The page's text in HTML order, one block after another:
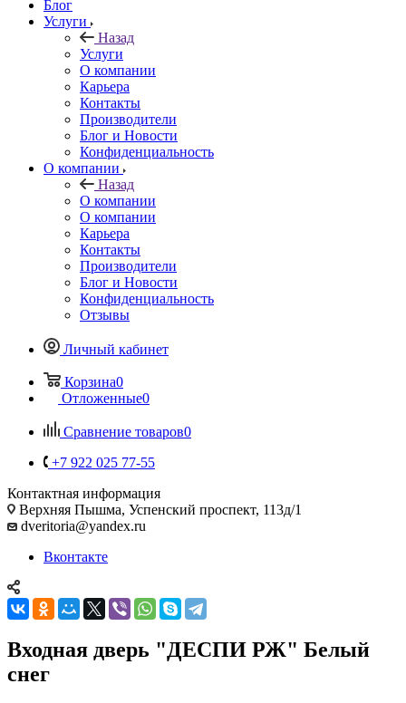
Блог
Услуги
Назад
Услуги
О компании
Карьера
Контакты
Производители
Блог и Новости
Конфиденциальность
О компании
Назад
О компании
О компании
Карьера
Контакты
Производители
Блог и Новости
Конфиденциальность
Отзывы
Личный кабинет
Корзина0
Отложенные0
Сравнение товаров0
+7 922 025 77-55
Контактная информация
Верхняя Пышма, Успенский проспект, 113д/1
dveritoria@yandex.ru
Вконтакте
Входная дверь "ДЕСПИ РЖ" Белый
снег